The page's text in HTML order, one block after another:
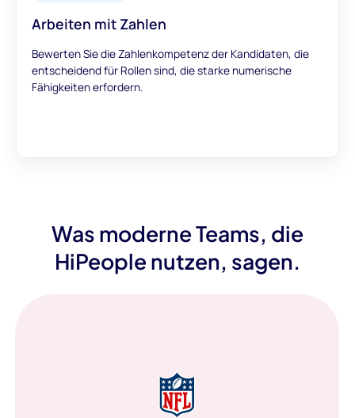
Arbeiten mit Zahlen
Bewerten Sie die Zahlenkompetenz der Kandidaten, die
entscheidend für Rollen sind, die starke numerische
Fähigkeiten erfordern.
Was moderne Teams, die
HiPeople nutzen, sagen.